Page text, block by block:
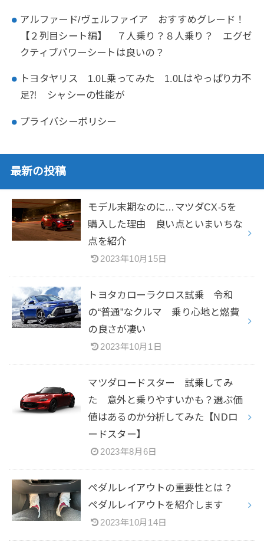
アルファード/ヴェルファイア おすすめグレード！
【２列目シート編】 ７人乗り？８人乗り？ エグゼ
クティブパワーシートは良いの？
トヨタヤリス 1.0L乗ってみた 1.0Lはやっぱり力不
足⁈ シャシーの性能が
プライバシーポリシー
最新の投稿
モデル末期なのに…マツダCX-5を
購入した理由 良い点といまいちな
点を紹介
2023年10月15日
トヨタカローラクロス試乗 令和
の“普通”なクルマ 乗り心地と燃費
の良さが凄い
2023年10月1日
マツダロードスター 試乗してみ
た 意外と乗りやすいかも？選ぶ価
値はあるのか分析してみた【NDロ
ードスター】
2023年8月6日
ペダルレイアウトの重要性とは？
ペダルレイアウトを紹介します
2023年10月14日